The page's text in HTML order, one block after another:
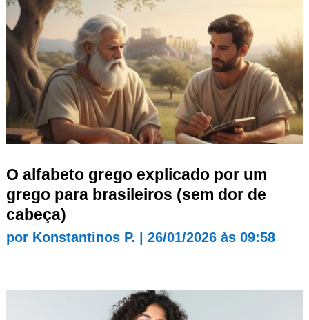
O alfabeto grego explicado por um
grego para brasileiros (sem dor de
cabeça)
por Konstantinos P. 26/01/2026 às 09:58